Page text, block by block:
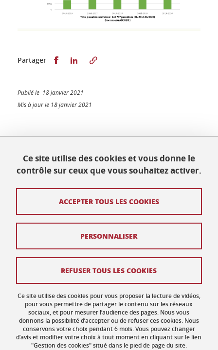
Partager Partager sur Facebook
Partager sur LinkedIn
Publié le 18 janvier 2021
Mis à jour le 18 janvier 2021
Maison des Langues et des Cultures
Université Grenoble Alpes
BP 25
Tél. +33 (0) 4 76 82 77 48
Crédits
Données personnelles
Gestion des cookies
Accessibilité : non conforme
Ce site utilise des cookies et vous donne le
contrôle sur ceux que vous souhaitez activer.
Ce site utilise des cookies pour vous proposer la lecture de vidéos,
pour vous permettre de partager le contenu sur les réseaux
sociaux, et pour mesurer l’audience des pages. Nous vous
donnons la possibilité d’accepter ou de refuser ces cookies. Nous
conservons votre choix pendant 6 mois. Vous pouvez changer
d’avis et modifier votre choix à tout moment en cliquant sur le lien
"Gestion des cookies" situé dans le pied de page du site.
ACCEPTER TOUS LES COOKIES
REFUSER TOUS LES COOKIES
PERSONNALISER